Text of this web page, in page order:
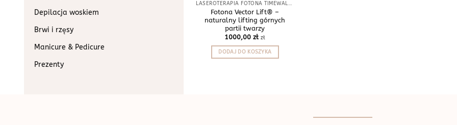
Depilacja woskiem
Brwi i rzęsy
Manicure & Pedicure
Prezenty
LASEROTERAPIA FOTONA TIMEWALKER®
Fotona Vector Lift® –
naturalny lifting górnych
partii twarzy
1000,00zł zł
DODAJ DO KOSZYKA